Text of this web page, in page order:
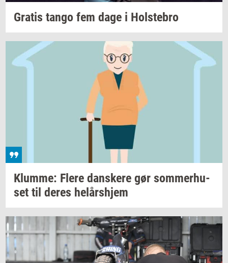
Gra­tis tango fem dage i Holste­bro
Klum­me: Flere dan­ske­re gør som­mer­hu­
set til deres helårs­hjem